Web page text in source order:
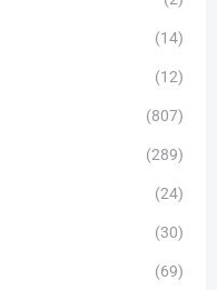
(14)
(12)
(807)
(289)
(24)
(30)
(69)